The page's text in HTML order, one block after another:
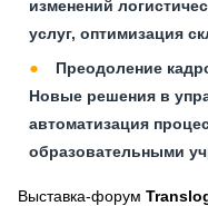
изменений
услуг, оптимизация
Преодоление
Новые решения в
автоматизация
образовательными
Выставка-форум